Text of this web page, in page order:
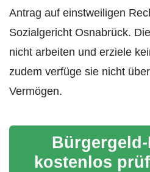
Antrag auf einstweiligen
Sozialgericht Osnabrück.
nicht arbeiten und erziele
zudem verfüge sie nicht
Vermögen.
kostenlos